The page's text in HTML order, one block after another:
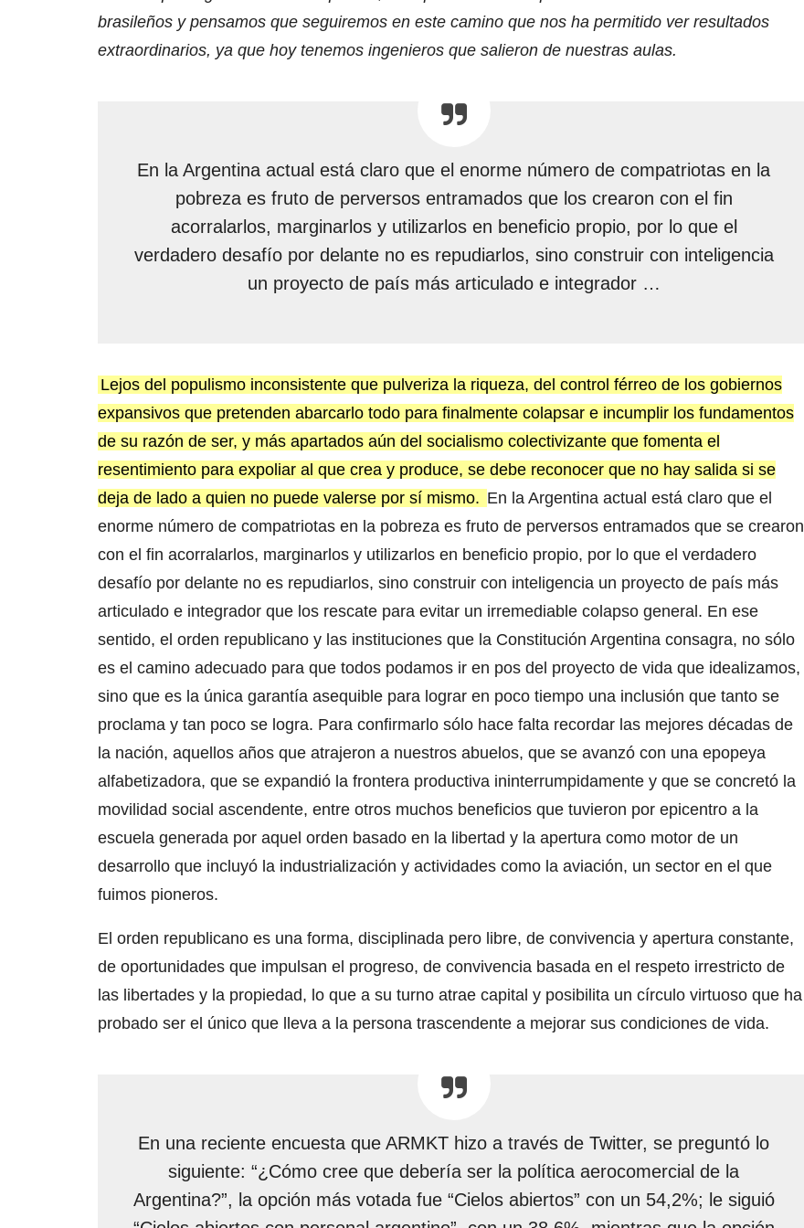
brasileños y pensamos que seguiremos en este camino que nos ha permitido ver resultados
extraordinarios, ya que hoy tenemos ingenieros que salieron de nuestras aulas.
En la Argentina actual está claro que el enorme número de compatriotas en la
pobreza es fruto de perversos entramados que los crearon con el fin
acorralarlos, marginarlos y utilizarlos en beneficio propio, por lo que el
verdadero desafío por delante no es repudiarlos, sino construir con inteligencia
un proyecto de país más articulado e integrador …
Lejos del populismo inconsistente que pulveriza la riqueza, del control férreo de los gobiernos
expansivos que pretenden abarcarlo todo para finalmente colapsar e incumplir los fundamentos
de su razón de ser, y más apartados aún del socialismo colectivizante que fomenta el
resentimiento para expoliar al que crea y produce, se debe reconocer que no hay salida si se
deja de lado a quien no puede valerse por sí mismo. En la Argentina actual está claro que el
enorme número de compatriotas en la pobreza es fruto de perversos entramados que se crearon
con el fin acorralarlos, marginarlos y utilizarlos en beneficio propio, por lo que el verdadero
desafío por delante no es repudiarlos, sino construir con inteligencia un proyecto de país más
articulado e integrador que los rescate para evitar un irremediable colapso general. En ese
sentido, el orden republicano y las instituciones que la Constitución Argentina consagra, no sólo
es el camino adecuado para que todos podamos ir en pos del proyecto de vida que idealizamos,
sino que es la única garantía asequible para lograr en poco tiempo una inclusión que tanto se
proclama y tan poco se logra. Para confirmarlo sólo hace falta recordar las mejores décadas de
la nación, aquellos años que atrajeron a nuestros abuelos, que se avanzó con una epopeya
alfabetizadora, que se expandió la frontera productiva ininterrumpidamente y que se concretó la
movilidad social ascendente, entre otros muchos beneficios que tuvieron por epicentro a la
escuela generada por aquel orden basado en la libertad y la apertura como motor de un
desarrollo que incluyó la industrialización y actividades como la aviación, un sector en el que
fuimos pioneros.
El orden republicano es una forma, disciplinada pero libre, de convivencia y apertura constante,
de oportunidades que impulsan el progreso, de convivencia basada en el respeto irrestricto de
las libertades y la propiedad, lo que a su turno atrae capital y posibilita un círculo virtuoso que ha
probado ser el único que lleva a la persona trascendente a mejorar sus condiciones de vida.
En una reciente encuesta que ARMKT hizo a través de Twitter, se preguntó lo
siguiente: “¿Cómo cree que debería ser la política aerocomercial de la
Argentina?”, la opción más votada fue “Cielos abiertos” con un 54,2%; le siguió